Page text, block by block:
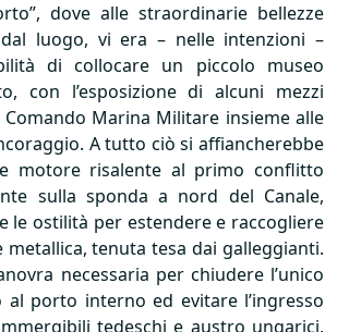
dove alle straordinarie bellezze
luogo, vi era – nelle intenzioni –
di collocare un piccolo museo
con l’esposizione di alcuni mezzi
Marina Militare insieme alle
A tutto ciò si affiancherebbe
motore risalente al primo conflitto
sulla sponda a nord del Canale,
le ostilità per estendere e raccogliere
tenuta tesa dai galleggianti.
necessaria per chiudere l’unico
al porto interno ed evitare l’ingresso
tedeschi e austro ungarici,